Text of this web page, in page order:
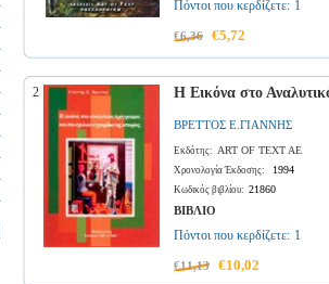
Πόντοι που κερδίζετε: 1
€6,36 €5,72
2 Η Εικόνα στο
ΒΡΕΤΤΟΣ Ε.ΓΙΑΝΝΗΣ
Εκδότης: ART OF TEXT AE
Χρονολογία Έκδοσης: 1994
Κωδικός βιβλίου: 21860
ΒΙΒΛΙΟ
Πόντοι που κερδίζετε: 1
€11,13 €10,02